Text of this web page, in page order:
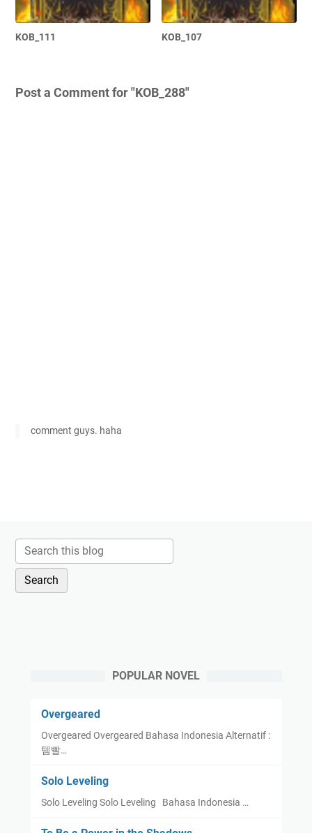
KOB_111 KOB_107
Post a Comment for "KOB_288"
comment guys. haha
POPULAR NOVEL
Overgeared
Overgeared Overgeared Bahasa Indonesia Alternatif :
템빨…
Solo Leveling
Solo Leveling Solo Leveling Bahasa Indonesia …